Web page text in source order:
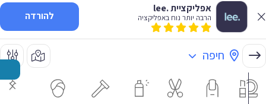
אפליקציית .lee
הרבה יותר נוח באפליקציה להורדה
חיפה